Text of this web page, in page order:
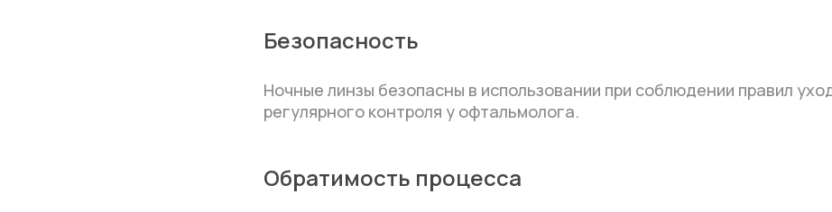
Безопасность
Ночные линзы безопасны в использовании при соблюдении правил
регулярного контроля у офтальмолога.
Обратимость процесса